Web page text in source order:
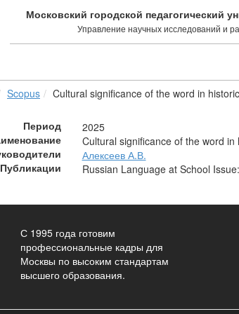
Московский городской педагогический
Управление научных исследований и
Scopus Cultural significance of the word in
Период
2025
Cultural significance of the word
Алексеев А.В.
Публикации
Russian Language at School
С 1995 года готовим
профессиональные кадры для
Москвы по высоким стандартам
высшего образования.